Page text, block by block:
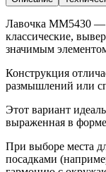
Лавочка ММ5430 —
классические,
значимым
Конструкция
размышлений или
Этот вариант
выраженная в
При выборе места
посадками